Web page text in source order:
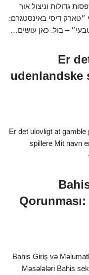
גדולות וניצול אור
״טארק דיסי באינסטגרם:
– בול. כאן עושים…
Er
udenlandske
Er det ulovligt at
spillere Mit navn
Bahis Giriş və
Məsələləri Bahis